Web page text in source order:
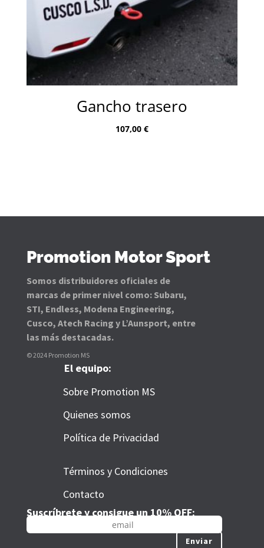
Gancho trasero
107,00 €
Promotion Motor Sport
Somos distribuidores oficiales de
marcas de primer nivel como: Subaru,
STI, Endless, Modena Engineering,
Cusco, Atech Racing y L’Aunsport, entre
las más destacadas.
© 2024 Promotion MS
El equipo:
Sobre Promotion MS
Quienes somos
Política de Privacidad
Términos y Condiciones
Contacto
Suscríbrete y consigue un 10% OFF:
Enviar